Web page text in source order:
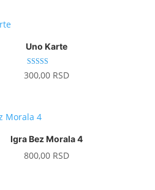
Uno Karte
Ocenjeno sa
5.00
300,00 RSD
Igra Bez Morala 4
800,00 RSD